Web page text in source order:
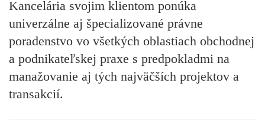
Kancelária svojim klientom ponúka
univerzálne aj špecializované právne
poradenstvo vo všetkých oblastiach obchodnej
a podnikateľskej praxe s predpokladmi na
manažovanie aj tých najväčších projektov a
transakcií.